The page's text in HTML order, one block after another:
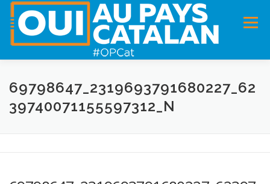
Menu
ACCUEIL INFOS DANS LA PRESSE
69798647_2319693791680227_62
39740071155597312_N